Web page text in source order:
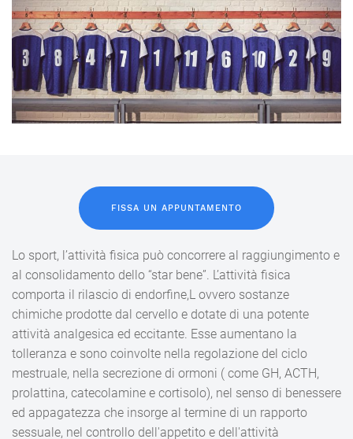
FISSA UN APPUNTAMENTO
Lo sport, l’attività fisica può concorrere al raggiungimento e
al consolidamento dello “star bene”. L’attività fisica
comporta il rilascio di endorfine,L ovvero sostanze
chimiche prodotte dal cervello e dotate di una potente
attività analgesica ed eccitante. Esse aumentano la
tolleranza e sono coinvolte nella regolazione del ciclo
mestruale, nella secrezione di ormoni ( come GH, ACTH,
prolattina, catecolamine e cortisolo), nel senso di benessere
ed appagatezza che insorge al termine di un rapporto
sessuale, nel controllo dell'appetito e dell'attività